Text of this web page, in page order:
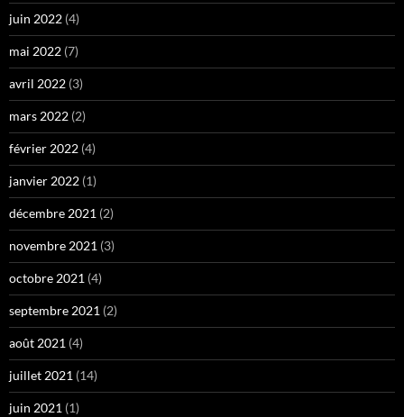
juin 2022 (4)
mai 2022 (7)
avril 2022 (3)
mars 2022 (2)
février 2022 (4)
janvier 2022 (1)
décembre 2021 (2)
novembre 2021 (3)
octobre 2021 (4)
septembre 2021 (2)
août 2021 (4)
juillet 2021 (14)
juin 2021 (1)